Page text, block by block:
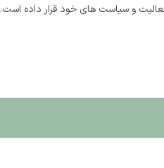
فعالیت و سیاست های خود قرار داده است.